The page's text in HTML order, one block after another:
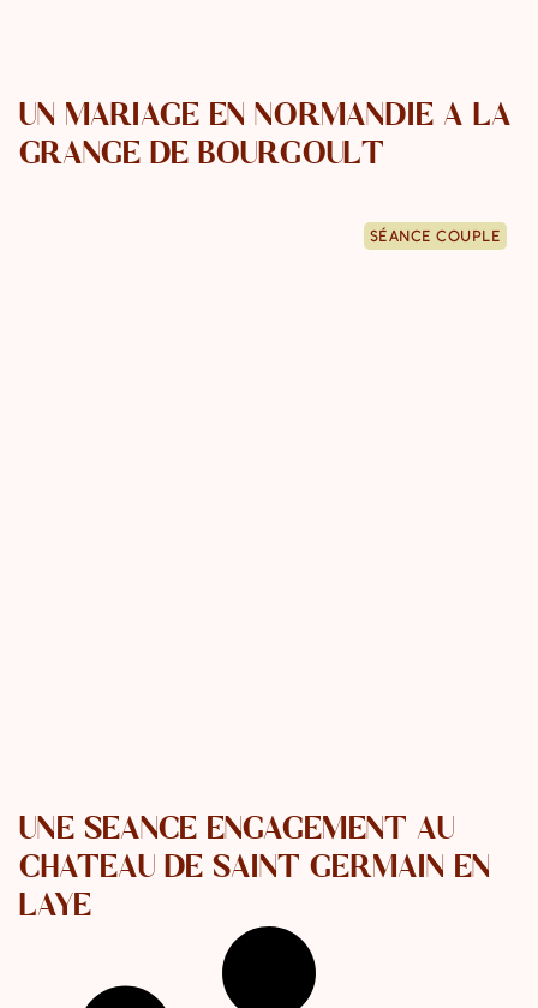
UN MARIAGE EN NORMANDIE À LA
GRANGE DE BOURGOULT
SÉANCE COUPLE
UNE SÉANCE ENGAGEMENT AU
CHÂTEAU DE SAINT GERMAIN EN
LAYE